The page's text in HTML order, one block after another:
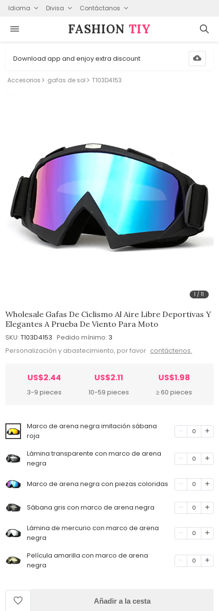
Idioma Divisa Contáctanos
FASHION⁠ TIY
Download app and enjoy extra discount
Accesorios gafas de sol T103D4153
1 /11
Wholesale Gafas De Ciclismo Al Aire Libre Deportivas Y
Elegantes A Prueba De Viento Para Moto
SKU: T103D4153 Pedido mínimo: 3
Personalización y abastecimiento, por favor contáctenos.
US$2.44
3-9 pieces
US$2.11
10-59 pieces
US$1.98
≥ 60 pieces
Marco de arena negra imitación sábana
roja
0
Lámina transparente con marco de arena
negra
0
Marco de arena negra con piezas coloridas 0
Sábana gris con marco de arena negra 0
Lámina de mercurio con marco de arena
negra
0
Película amarilla con marco de arena
negra
0
Añadir a la cesta